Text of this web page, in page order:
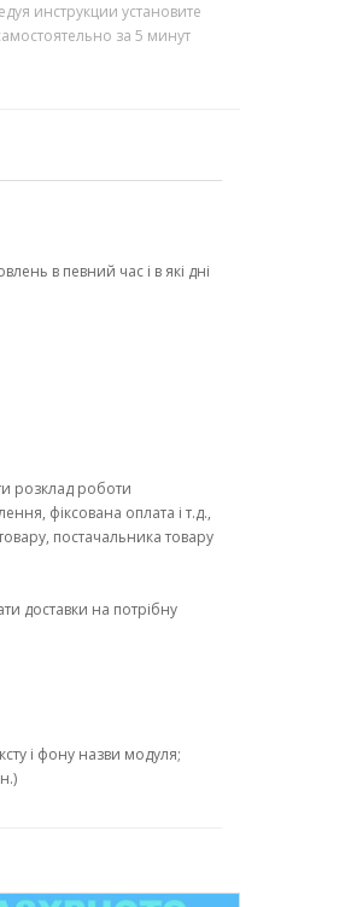
инструкции установите
за 5 минут
в певний час і в які дні
розклад роботи
фіксована оплата і т.д.,
постачальника товару
доставки на потрібну
і фону назви модуля;